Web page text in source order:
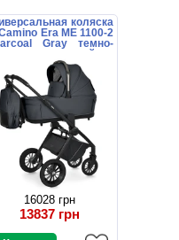
коляска
Era ME 1100-2
Gray темно-
с люлькой и
16028 грн
13837 грн